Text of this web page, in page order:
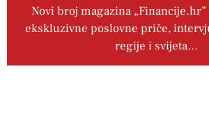
Novi broj magazina
ekskluzivne poslovne priče,
regije i svijeta…